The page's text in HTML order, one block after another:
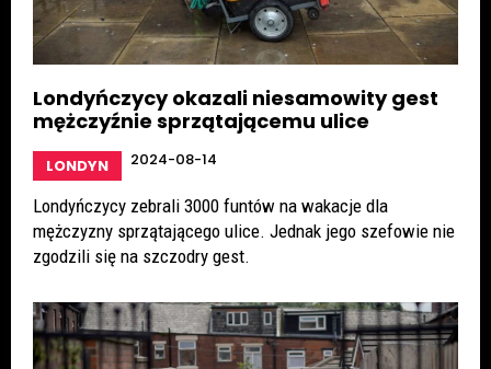
Londyńczycy okazali niesamowity gest
mężczyźnie sprzątającemu ulice
LONDYN 2024-08-14
Londyńczycy zebrali 3000 funtów na wakacje dla
mężczyzny sprzątającego ulice. Jednak jego szefowie nie
zgodzili się na szczodry gest.